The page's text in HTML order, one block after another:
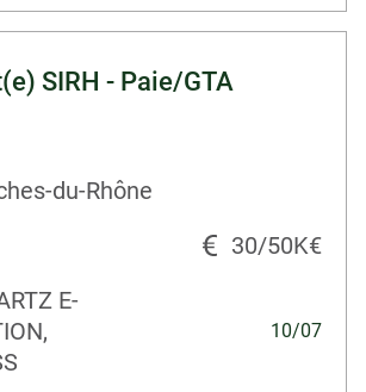
SIRH - Paie/GTA
du-Rhône
30/50K€
E-
10/07